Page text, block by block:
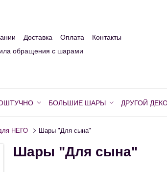
Доставка Оплата
Контакты
обращения с шарами
БОЛЬШИЕ ШАРЫ ДРУГОЙ
НЕГО Шары "Для сына"
Шары "Для сына"